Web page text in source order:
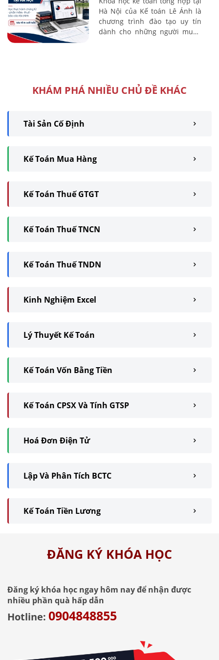
Hà Nội của Kế toán Lê Ánh là
chương trình đào tạo uy tín
dành cho những người muốn
KHÁM PHÁ NHIỀU CHỦ ĐỀ KHÁC
Tài Sản Cố Định
Kế Toán Mua Hàng
Kế Toán Thuế GTGT
Kế Toán Thuế TNCN
Kế Toán Thuế TNDN
Kinh Nghiệm Excel
Lý Thuyết Kế Toán
Kế Toán Vốn Bằng Tiền
Kế Toán CPSX Và Tính GTSP
Hoá Đơn Điện Tử
Lập Và Phân Tích BCTC
Kế Toán Tiền Lương
ĐĂNG KÝ KHÓA HỌC
Đăng ký khóa học ngay hôm nay để nhận được
nhiều phần quà hấp dẫn
Hotline: 0904848855